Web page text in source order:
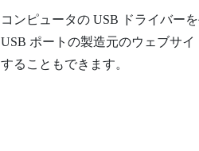
コンピュータの USB ドライバー
USB ポートの製造元のウェブサ
することもできます。